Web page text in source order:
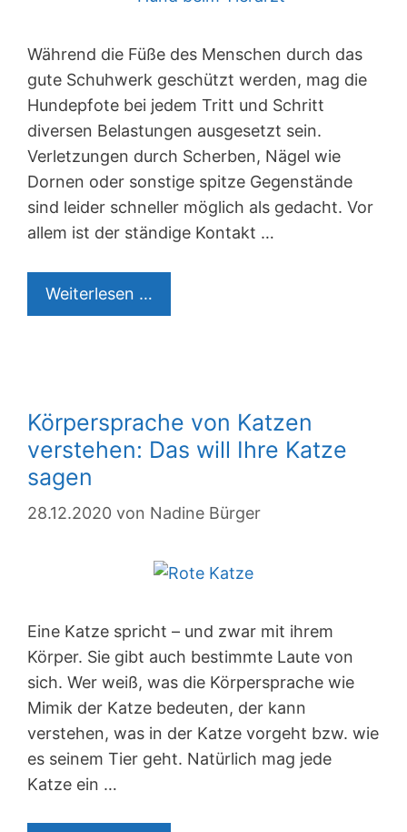
Während die Füße des Menschen durch das
gute Schuhwerk geschützt werden, mag die
Hundepfote bei jedem Tritt und Schritt
diversen Belastungen ausgesetzt sein.
Verletzungen durch Scherben, Nägel wie
Dornen oder sonstige spitze Gegenstände
sind leider schneller möglich als gedacht. Vor
allem ist der ständige Kontakt …
Weiterlesen …
beim
geht’s
Körpersprache von Katzen
verstehen: Das will Ihre Katze
sagen
28.12.2020 von Nadine Bürger
Eine Katze spricht – und zwar mit ihrem
Körper. Sie gibt auch bestimmte Laute von
sich. Wer weiß, was die Körpersprache wie
Mimik der Katze bedeuten, der kann
verstehen, was in der Katze vorgeht bzw. wie
es seinem Tier geht. Natürlich mag jede
Katze ein …